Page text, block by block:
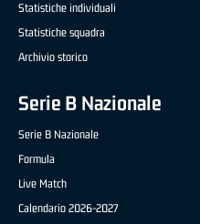
Statistiche individuali
Statistiche squadra
Archivio storico
Serie B Nazionale
Serie B Nazionale
Formula
Live Match
Calendario 2026-2027